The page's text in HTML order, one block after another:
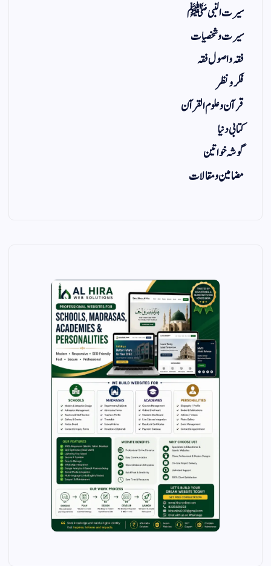
سیرت النبی ﷺ
سیرت و شخصیات
فقہ و اصول فقہ
فکر و نظر
قرآن و علوم القرآن
کتابی دنیا
گوشہ خواتین
مضامین و مقالات